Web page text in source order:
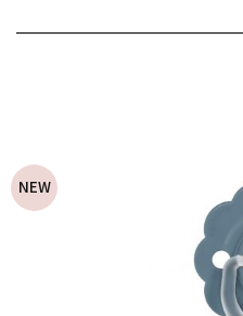
NEW